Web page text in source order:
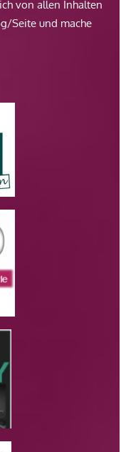
von allen Inhalten
Seite und mache